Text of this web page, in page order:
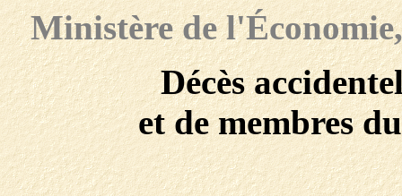
Ministère de
Décès
et de membres